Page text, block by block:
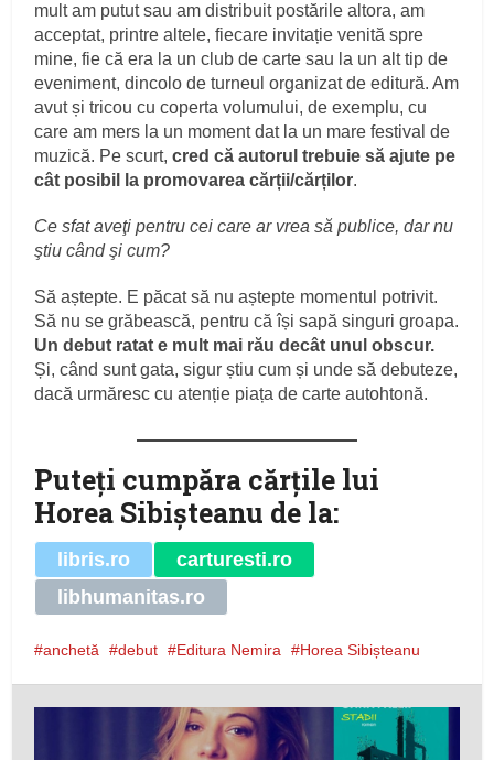
mult am putut sau am distribuit postările altora, am
acceptat, printre altele, fiecare invitație venită spre
mine, fie că era la un club de carte sau la un alt tip de
eveniment, dincolo de turneul organizat de editură. Am
avut și tricou cu coperta volumului, de exemplu, cu
care am mers la un moment dat la un mare festival de
muzică. Pe scurt,cred că autorul trebuie să ajute pe
cât posibil la promovarea cărții/cărților.
Ce sfat aveţi pentru cei care ar vrea să publice, dar nu
ştiu când şi cum?
Să aștepte. E păcat să nu aștepte momentul potrivit.
Să nu se grăbească, pentru că își sapă singuri groapa.
Un debut ratat e mult mai rău decât unul obscur.
Și, când sunt gata, sigur știu cum și unde să debuteze,
dacă urmăresc cu atenție piața de carte autohtonă.
Puteţi cumpăra cărţile lui
Horea Sibişteanu de la:
libris.ro
carturesti.ro
libhumanitas.ro
anchetă debut Editura Nemira Horea Sibișteanu